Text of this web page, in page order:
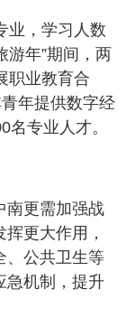
业，学习人数
游年”期间，两
职业教育合
年提供数字经
专业人才。
南更需加强战
更大作用，
、公共卫生等
急机制，提升